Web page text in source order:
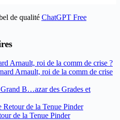
de qualité ChatGPT Free
Arnault, roi de la comm de crise ?
Arnault, roi de la comm de crise
B…azar des Grades et
Retour de la Tenue Pinder
de la Tenue Pinder